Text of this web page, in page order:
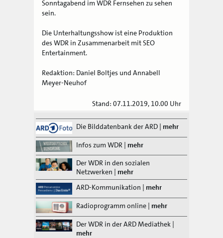
Sonntagabend im WDR Fernsehen zu sehen
sein.
Die Unterhaltungsshow ist eine Produktion
des WDR in Zusammenarbeit mit SEO
Entertainment.
Redaktion: Daniel Boltjes und Annabell
Meyer-Neuhof
Stand: 07.11.2019, 10.00 Uhr
Die Bilddatenbank der ARD | mehr
Infos zum WDR | mehr
Der WDR in den sozialen
Netzwerken | mehr
ARD-Kommunikation | mehr
Radioprogramm online | mehr
Der WDR in der ARD Mediathek |
mehr